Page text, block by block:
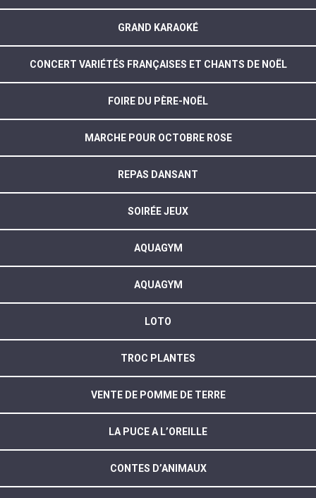
GRAND KARAOKÉ
CONCERT VARIÉTÉS FRANÇAISES ET CHANTS DE NOËL
FOIRE DU PÈRE-NOËL
MARCHE POUR OCTOBRE ROSE
REPAS DANSANT
SOIRÉE JEUX
AQUAGYM
AQUAGYM
LOTO
TROC PLANTES
VENTE DE POMME DE TERRE
LA PUCE A L’OREILLE
CONTES D’ANIMAUX